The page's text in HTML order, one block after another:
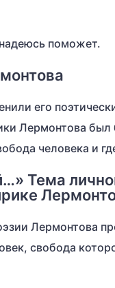
поможет.
его
Лермонтова
человека и
Тема
Лермонтова
свобода